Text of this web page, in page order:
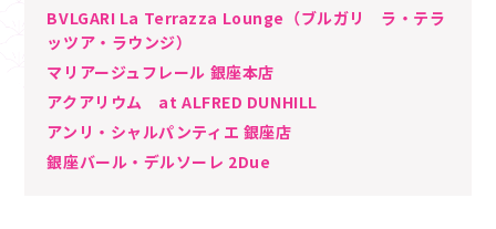
BVLGARI La Terrazza Lounge（ブルガリ ラ・テラ
ッツア・ラウンジ）
マリアージュフレール 銀座本店
アクアリウム at ALFRED DUNHILL
アンリ・シャルパンティエ 銀座店
銀座バール・デルソーレ 2Due